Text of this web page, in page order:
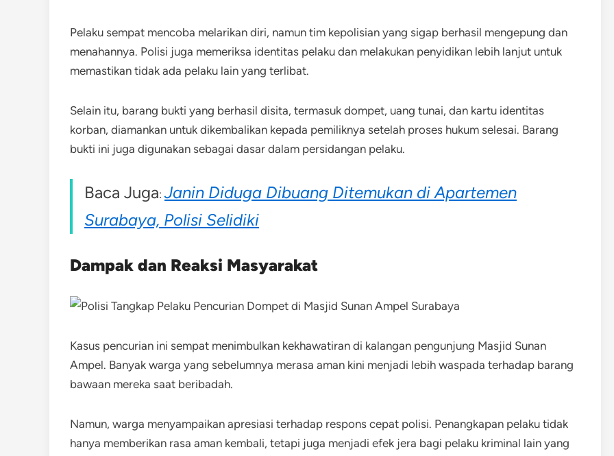
Pelaku sempat mencoba melarikan diri, namun tim kepolisian yang sigap berhasil mengepung dan
menahannya. Polisi juga memeriksa identitas pelaku dan melakukan penyidikan lebih lanjut untuk
memastikan tidak ada pelaku lain yang terlibat.
Selain itu, barang bukti yang berhasil disita, termasuk dompet, uang tunai, dan kartu identitas
korban, diamankan untuk dikembalikan kepada pemiliknya setelah proses hukum selesai. Barang
bukti ini juga digunakan sebagai dasar dalam persidangan pelaku.
Baca Juga:Janin Diduga Dibuang Ditemukan di Apartemen
Surabaya, Polisi Selidiki
Dampak dan Reaksi Masyarakat
Kasus pencurian ini sempat menimbulkan kekhawatiran di kalangan pengunjung Masjid Sunan
Ampel. Banyak warga yang sebelumnya merasa aman kini menjadi lebih waspada terhadap barang
bawaan mereka saat beribadah.
Namun, warga menyampaikan apresiasi terhadap respons cepat polisi. Penangkapan pelaku tidak
hanya memberikan rasa aman kembali, tetapi juga menjadi efek jera bagi pelaku kriminal lain yang